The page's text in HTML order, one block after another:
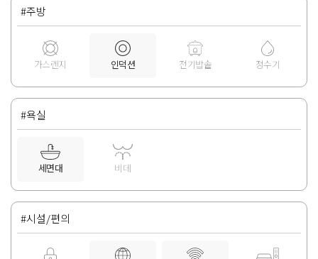
#주방
가스렌지 인덕션 전기밥솥 정수기
#욕실
세면대 비데
#시설/편의